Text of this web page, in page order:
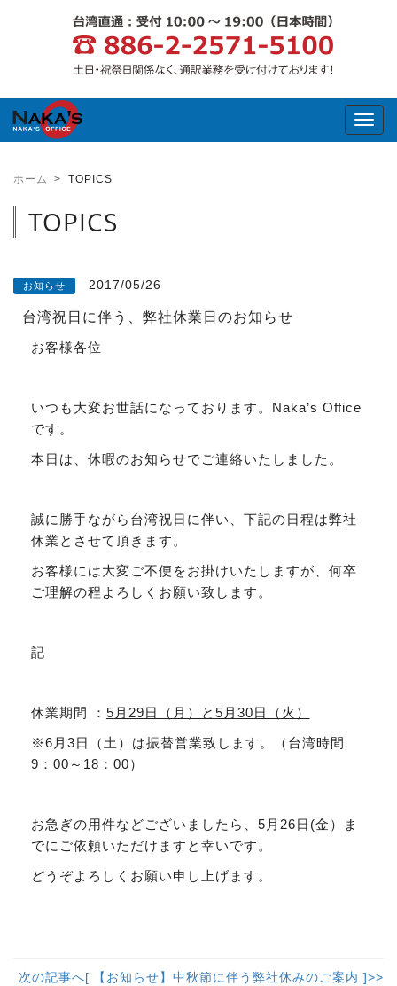
ホーム TOPICS
TOPICS
お知らせ 2017/05/26
台湾祝日に伴う、弊社休業日のお知らせ
お客様各位
いつも大変お世話になっております。Naka’s Office
です。
本日は、休暇のお知らせでご連絡いたしました。
誠に勝手ながら台湾祝日に伴い、下記の日程は弊社
休業とさせて頂きます。
お客様には大変ご不便をお掛けいたしますが、何卒
ご理解の程よろしくお願い致します。
記
休業期間 ： 5 月29日（月）と5月30日（火）
※6月3日（土）は振替営業致します。（台湾時間
9：00～18：00）
お急ぎの用件などございましたら、5月26日(金）ま
でにご依頼いただけますと幸いです。
どうぞよろしくお願い申し上げます。
次の記事へ[ 【お知らせ】中秋節に伴う弊社休みのご案内 ]>>